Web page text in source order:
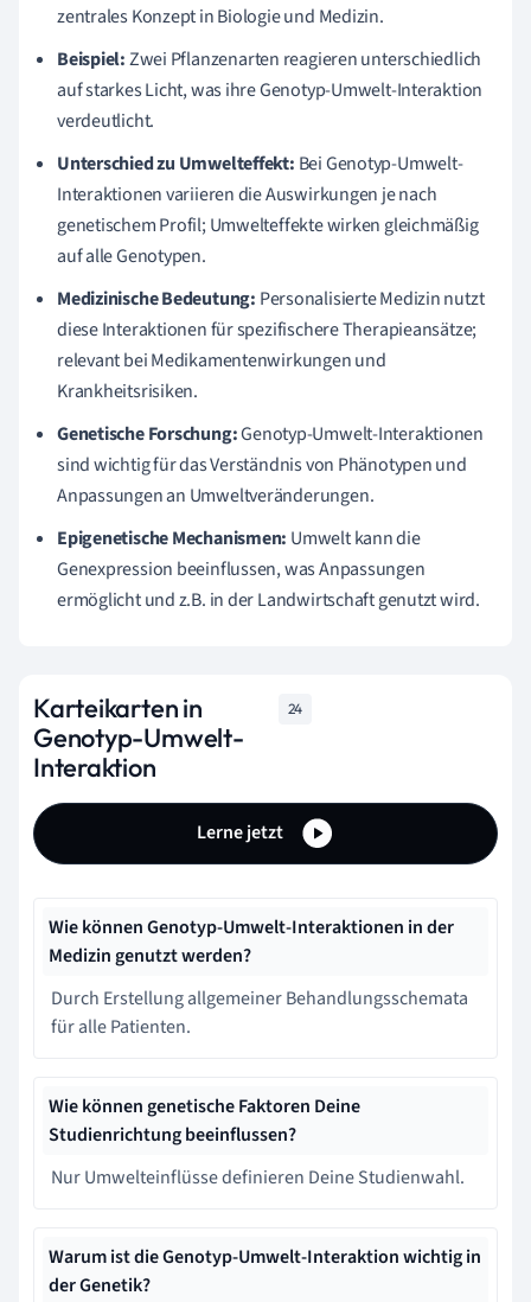
zentrales Konzept in Biologie und Medizin.
Beispiel:Zwei Pflanzenarten reagieren unterschiedlich
auf starkes Licht, was ihre Genotyp-Umwelt-Interaktion
verdeutlicht.
Unterschied zu Umwelteffekt: Bei Genotyp-Umwelt-
Interaktionen variieren die Auswirkungen je nach
genetischem Profil; Umwelteffekte wirken gleichmäßig
auf alle Genotypen.
Medizinische Bedeutung: Personalisierte Medizin nutzt
diese Interaktionen für spezifischere Therapieansätze;
relevant bei Medikamentenwirkungen und
Krankheitsrisiken.
Genetische Forschung:Genotyp-Umwelt-Interaktionen
sind wichtig für das Verständnis von Phänotypen und
Anpassungen an Umweltveränderungen.
Epigenetische Mechanismen: Umwelt kann die
Genexpression beeinflussen, was Anpassungen
ermöglicht und z.B. in der Landwirtschaft genutzt wird.
Karteikarten in
Genotyp-Umwelt-
Interaktion
24
Lerne jetzt
Wie können Genotyp-Umwelt-Interaktionen in der
Medizin genutzt werden?
Durch Erstellung allgemeiner Behandlungsschemata
für alle Patienten.
Wie können genetische Faktoren Deine
Studienrichtung beeinflussen?
Nur Umwelteinflüsse definieren Deine Studienwahl.
Warum ist die Genotyp-Umwelt-Interaktion wichtig in
der Genetik?